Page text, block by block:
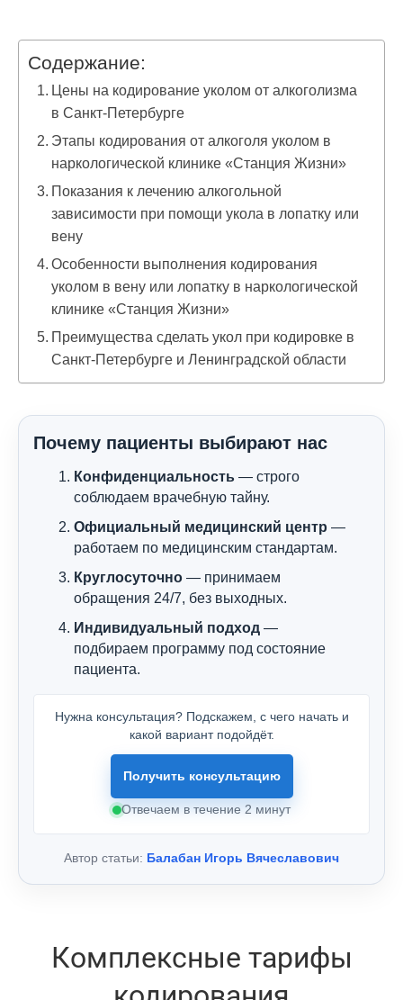
Содержание:
Цены на кодирование уколом от алкоголизма
в Санкт-Петербурге
Этапы кодирования от алкоголя уколом в
наркологической клинике «Станция Жизни»
Показания к лечению алкогольной
зависимости при помощи укола в лопатку или
вену
Особенности выполнения кодирования
уколом в вену или лопатку в наркологической
клинике «Станция Жизни»
Преимущества сделать укол при кодировке в
Санкт-Петербурге и Ленинградской области
Почему пациенты выбирают нас
Конфиденциальность — строго
соблюдаем врачебную тайну.
Официальный медицинский центр —
работаем по медицинским стандартам.
Круглосуточно — принимаем
обращения 24/7, без выходных.
Индивидуальный подход —
подбираем программу под состояние
пациента.
Нужна консультация? Подскажем, с чего начать и
какой вариант подойдёт.
Получить консультацию
Отвечаем в течение 2 минут
Автор статьи: Балабан Игорь Вячеславович
Комплексные тарифы